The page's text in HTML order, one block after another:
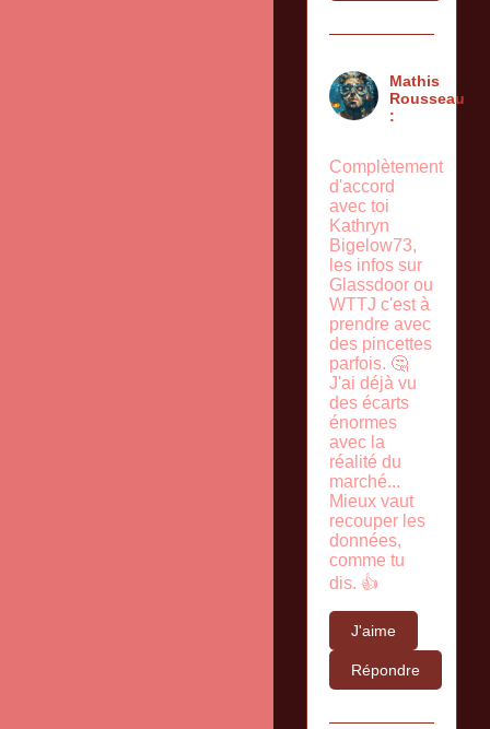
Mathis
Rousseau
:
Complètement
d'accord
avec toi
Kathryn
Bigelow73,
les infos sur
Glassdoor ou
WTTJ c'est à
prendre avec
des pincettes
parfois. 🤔
J'ai déjà vu
des écarts
énormes
avec la
réalité du
marché...
Mieux vaut
recouper les
données,
comme tu
dis. 👍
J'aime
Répondre